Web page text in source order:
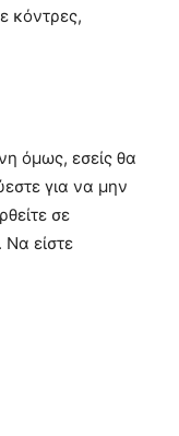
κόντρες,
όμως, εσείς θα
για να μην
σε
Να είστε